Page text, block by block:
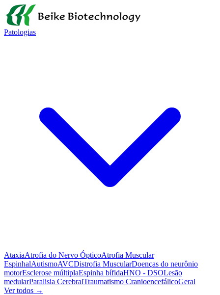
Patologias
AtaxiaAtrofia do Nervo ÓpticoAtrofia Muscular
EspinhalAutismoAVCDistrofia MuscularDoenças do neurônio
motorEsclerose múltiplaEspinha bífidaHNO - DSOLesão
medularParalisia CerebralTraumatismo CranioencefálicoGeral
Ver todos →